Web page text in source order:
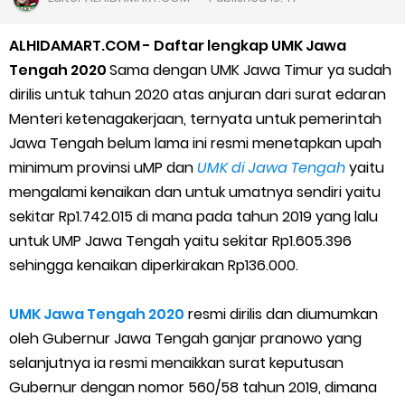
Apa itu Grab Saap? Layanan Antri Online Terbaru Dari Grab
Cara Jitu Mendapat Voucher Gojek Gratis
Cara Ping DNS Server Gojek Gopartner
Cara Mudah Melihat Nomor Shopeepay Sendiri dan Orang Lain
7 Cara Mudah Top Up Grab untuk Driver
5 Versi Map Paling Gacor Untuk Ojek Online
Penyebab dan Cara Memulihkan Akun Gojek Dibekukan
Cara Menghitung Penghasilan Grab Sesuai dengan Orderan
ALHIDAMART.COM - Daftar lengkap UMK Jawa
Tengah 2020Sama dengan UMK Jawa Timur ya sudah
dirilis untuk tahun 2020 atas anjuran dari surat edaran
Menteri ketenagakerjaan, ternyata untuk pemerintah
Jawa Tengah belum lama ini resmi menetapkan upah
minimum provinsi uMP danUMK di Jawa Tengahyaitu
mengalami kenaikan dan untuk umatnya sendiri yaitu
sekitar Rp1.742.015 di mana pada tahun 2019 yang lalu
untuk UMP Jawa Tengah yaitu sekitar Rp1.605.396
sehingga kenaikan diperkirakan Rp136.000.
UMK Jawa Tengah 2020 resmi dirilis dan diumumkan
oleh Gubernur Jawa Tengah ganjar pranowo yang
selanjutnya ia resmi menaikkan surat keputusan
Gubernur dengan nomor 560/58 tahun 2019, dimana